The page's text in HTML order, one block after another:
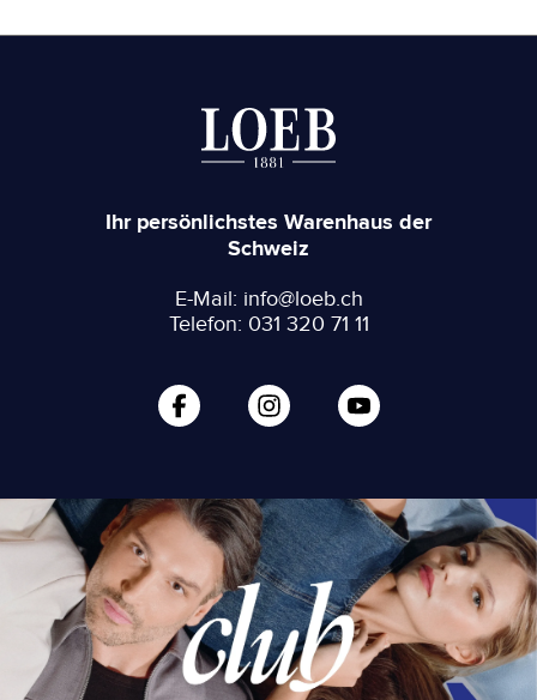
Ihr persönlichstes Warenhaus der
Schweiz
E-Mail: info@loeb.ch
Telefon: 031 320 71 11